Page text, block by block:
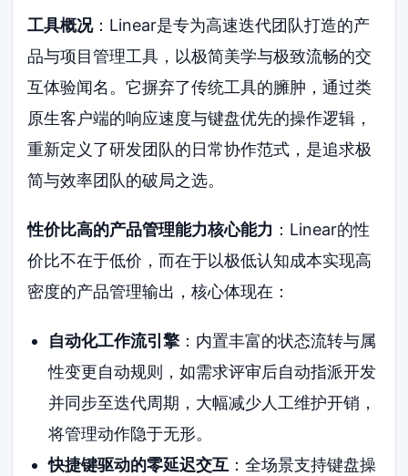
工具概况：Linear是专为高速迭代团队打造的产
品与项目管理工具，以极简美学与极致流畅的交
互体验闻名。它摒弃了传统工具的臃肿，通过类
原生客户端的响应速度与键盘优先的操作逻辑，
重新定义了研发团队的日常协作范式，是追求极
简与效率团队的破局之选。
性价比高的产品管理能力核心能力 ：Linear的性
价比不在于低价，而在于以极低认知成本实现高
密度的产品管理输出，核心体现在：
自动化工作流引擎：内置丰富的状态流转与属
性变更自动规则，如需求评审后自动指派开发
并同步至迭代周期，大幅减少人工维护开销，
将管理动作隐于无形。
快捷键驱动的零延迟交互 ：全场景支持键盘操